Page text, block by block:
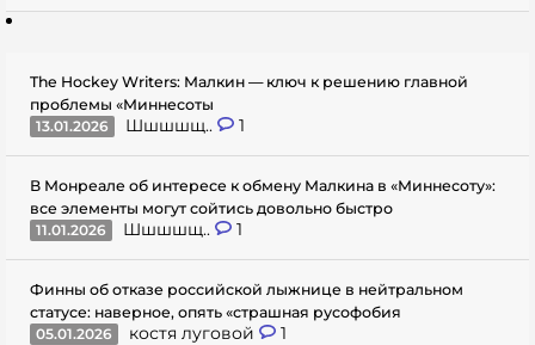
The Hockey Writers: Малкин — ключ к решению главной
проблемы «Миннесоты
13.01.2026
Шшшшщ.. 1
В Монреале об интересе к обмену Малкина в «Миннесоту»:
все элементы могут сойтись довольно быстро
11.01.2026
Шшшшщ.. 1
Финны об отказе российской лыжнице в нейтральном
статусе: наверное, опять «страшная русофобия
05.01.2026
костя луговой 1